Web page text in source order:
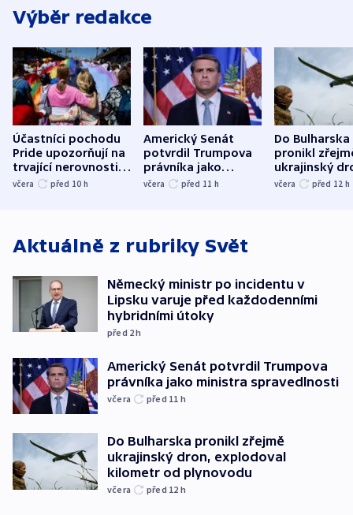
Výběr redakce
Účastníci pochodu
Pride upozorňují na
trvající nerovnosti i
společenskou
včera před 10 h
Americký Senát
potvrdil Trumpova
právníka jako
ministra
včera před 11 h
Do Bulharska
pronikl
ukrajinský
explodoval
včera před 12 h
Aktuálně z rubriky Svět
Německý ministr po incidentu v
Lipsku varuje před každodenními
hybridními útoky
před 2h
Americký Senát potvrdil Trumpova
právníka jako ministra spravedlnosti
včera před 11 h
Do Bulharska pronikl zřejmě
ukrajinský dron, explodoval
kilometr od plynovodu
včera před 12 h